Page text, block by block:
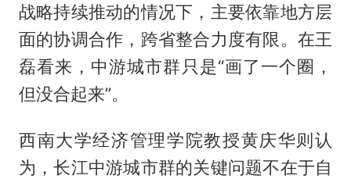
战略持续推动的情况下，主要依靠地方层
面的协调合作，跨省整合力度有限。在王
磊看来，中游城市群只是“画了一个圈，
但没合起来”。
西南大学经济管理学院教授黄庆华则认
为，长江中游城市群的关键问题不在于自